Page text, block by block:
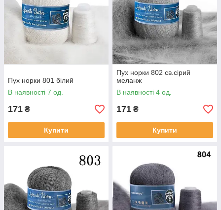
Пух норки 801 білий
В наявності 7 од.
171 ₴
Купити
Пух норки 802 св.сірий
меланж
В наявності 4 од.
171 ₴
Купити